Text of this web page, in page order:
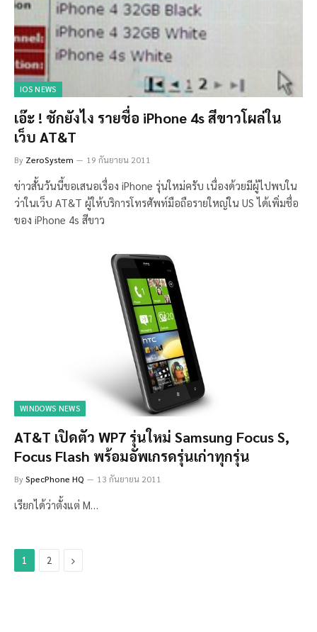
IOS NEWS
เอ๊ะ ! ชักยังไง รายชื่อ iPhone 4s สีขาวโผล่ใน
เว็บ AT&T
By ZeroSystem 19 กันยายน 2011
ข่าวสั้นวันนี้ขอเสนอเรื่อง iPhone รุ่นใหม่ครับ เนื่องด้วยมีผู้ไปพบใน
ว่าในเว็บ AT&T ผู้ให้บริการโทรศัพท์มือถือรายใหญ่ใน US ได้เพิ่มชื่อ
ของ iPhone 4s สีขาว
WINDOWS NEWS
AT&T เปิดตัว WP7 รุ่นใหม่ Samsung Focus S,
Focus Flash พร้อมอัพเกรดรุ่นเก่าทุกรุ่น
BySpecPhone HQ 13 กันยายน 2011
เรียกได้ว่าตั้งแต่ M…
1 2 Next